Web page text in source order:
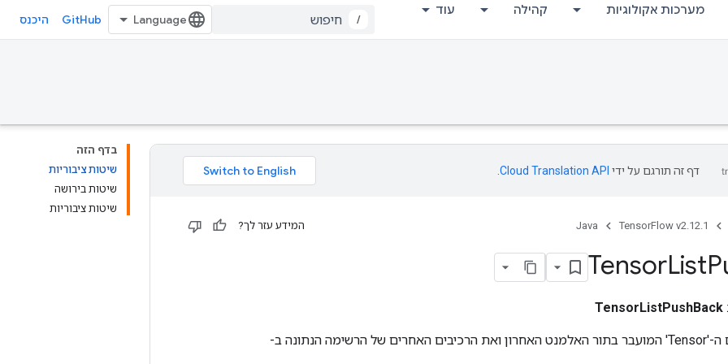
מערכות אקולוגיות קהילה עוד
/
GitHub היכנס
בדף הזה
שיטות ציבוריות
שיטות בירושה
שיטות ציבוריות
דף זה תורגם על ידי Cloud Translation API
TensorFlow v2.12.1
Java המידע עזר לך?
TensorList
TensorListPushBack
מחזירה רשימה עם ה-'Tensor' המועבר בתור האלמנט האחרון ואת הרכיבים האחרים של הרשימה הנתונה ב-